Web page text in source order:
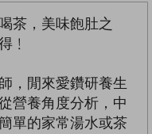
茶，美味飽肚之
﹗
，閒來愛鑽研養生
營養角度分析，中
單的家常湯水或茶